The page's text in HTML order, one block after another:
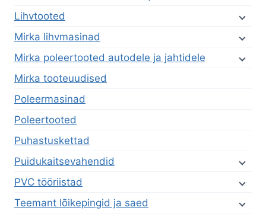
Lihvtooted
Mirka lihvmasinad
Mirka poleertooted autodele ja jahtidele
Mirka tooteuudised
Poleermasinad
Poleertooted
Puhastuskettad
Puidukaitsevahendid
PVC tööriistad
Teemant lõikepingid ja saed